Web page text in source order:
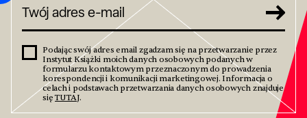
Podając swój adres email zgadzam się na przetwarzanie przez
Instytut Książki moich danych osobowych podanych w
formularzu kontaktowym przeznaczonym do prowadzenia
korespondencji i komunikacji marketingowej. Informacja o
celach i podstawach przetwarzania danych osobowych znajduje
sięTUTAJ.